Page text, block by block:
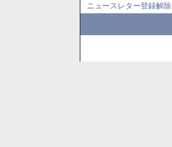
ニュースレター登録解除